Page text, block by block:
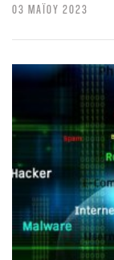
03 ΜΑΪΟΥ 2023